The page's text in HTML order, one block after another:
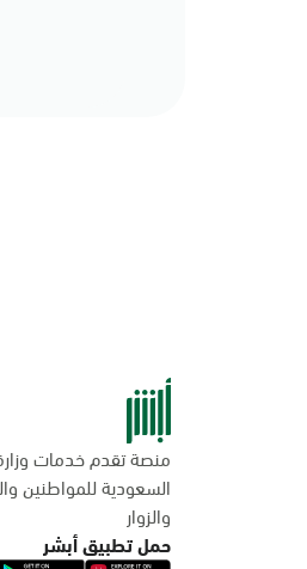
منصة تقدم خدمات
السعودية للمواطنين
والزوار
حمل تطبيق أبشر